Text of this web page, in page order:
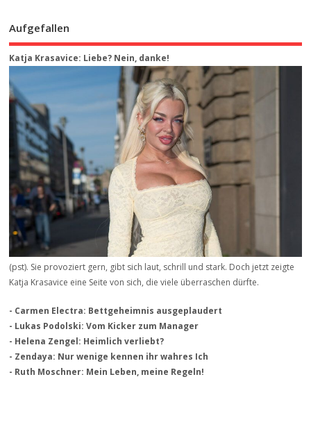
Aufgefallen
Katja Krasavice: Liebe? Nein, danke!
(pst). Sie provoziert gern, gibt sich laut, schrill und stark. Doch jetzt zeigte
Katja Krasavice eine Seite von sich, die viele überraschen dürfte.
- Carmen Electra: Bettgeheimnis ausgeplaudert
- Lukas Podolski: Vom Kicker zum Manager
- Helena Zengel: Heimlich verliebt?
- Zendaya: Nur wenige kennen ihr wahres Ich
- Ruth Moschner: Mein Leben, meine Regeln!